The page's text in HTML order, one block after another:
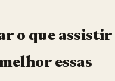
o que
essas